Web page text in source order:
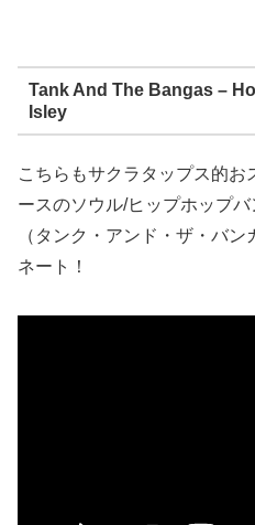
Tank And The Bangas –
Isley
こちらもサクラタップス的
ースのソウル/ヒップホップバ
（タンク・アンド・ザ・バ
ネート！